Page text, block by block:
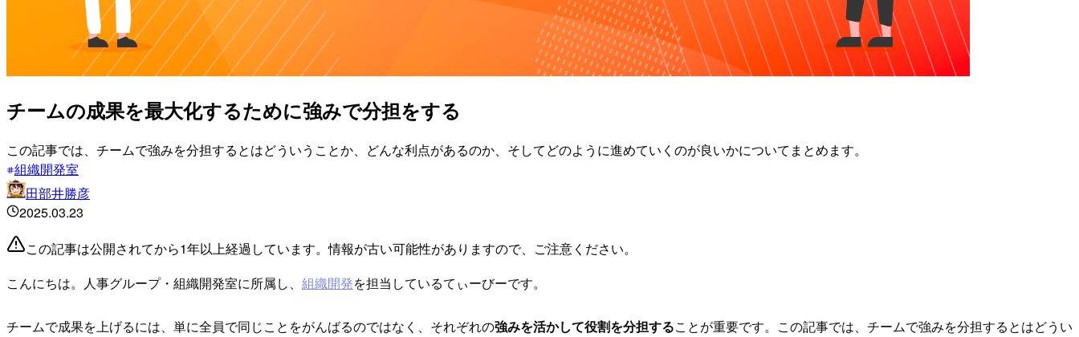
チームの成果を最大化するために強みで分担をする
この記事では、チームで強みを分担するとはどういうことか、どんな利点があるのか、そしてどのように進めていくのが良いかについてまとめます。
組織開発室
田部井勝彦
2025.03.23
この記事は公開されてから1年以上経過しています。情報が古い可能性がありますので、ご注意ください。
こんにちは。人事グループ・組織開発室に所属し、 組織開発を担当しているてぃーびーです。
チームで成果を上げるには、単に全員で同じことをがんばるのではなく、それぞれの強みを活かして役割を分担することが重要です。この記事では、チームで強みを分担するとはどうい